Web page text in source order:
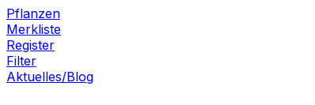
Pflanzen
Merkliste
Register
Filter
Aktuelles/Blog